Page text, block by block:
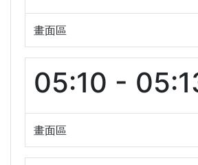
畫面區
05:10 -
畫面區